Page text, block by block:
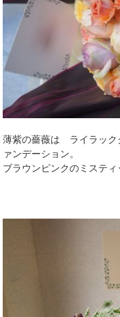
薄紫の薔薇は ライラック
ァンデーション。
ブラウンピンクのミステ